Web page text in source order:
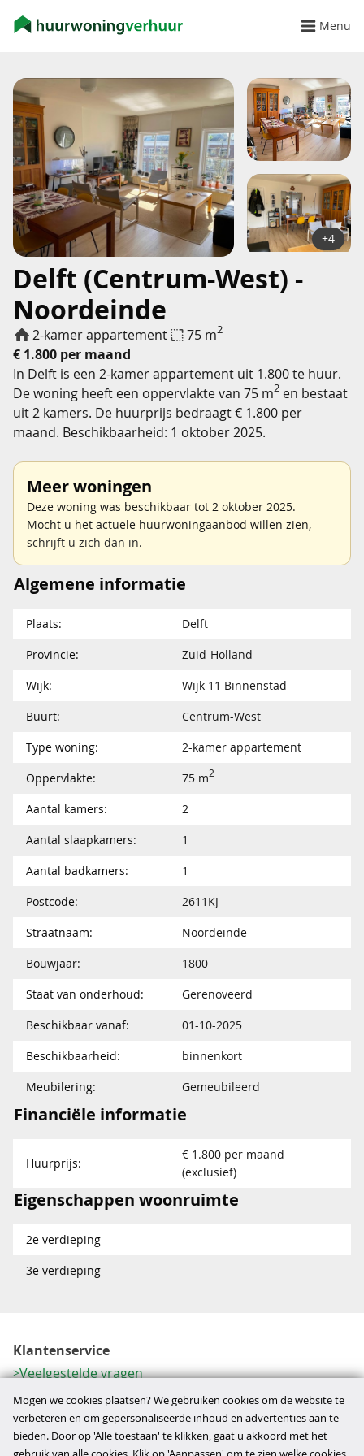
Menu
Delft (Centrum-West) -
Noordeinde
2-kamer appartement 75 m2
€ 1.800 per maand
+4
In Delft is een 2-kamer appartement uit 1.800 te huur.
De woning heeft een oppervlakte van 75 m2 en bestaat
uit 2 kamers. De huurprijs bedraagt € 1.800 per
maand. Beschikbaarheid: 1 oktober 2025.
Meer woningen
Deze woning was beschikbaar tot 2 oktober 2025.
Mocht u het actuele huurwoningaanbod willen zien,
schrijft u zich dan in.
Algemene informatie
Plaats:
Delft
Provincie:
Zuid-Holland
Wijk:
Wijk 11 Binnenstad
Buurt:
Centrum-West
Type woning:
2-kamer appartement
Oppervlakte:
75 m2
Aantal kamers:
2
Aantal slaapkamers:
1
Aantal badkamers:
1
Postcode:
2611KJ
Straatnaam:
Noordeinde
Bouwjaar:
1800
Staat van onderhoud:
Gerenoveerd
Beschikbaar vanaf:
01-10-2025
Beschikbaarheid:
binnenkort
Meubilering:
Gemeubileerd
Financiële informatie
Huurprijs:
€ 1.800 per maand
(exclusief)
Eigenschappen woonruimte
2e verdieping
3e verdieping
Klantenservice
Veelgestelde vragen
Contactformulier
Herroeping
Over ons
Mogen we cookies plaatsen? We gebruiken cookies om de website te
verbeteren en om gepersonaliseerde inhoud en advertenties aan te
bieden. Door op 'Alle toestaan' te klikken, gaat u akkoord met het